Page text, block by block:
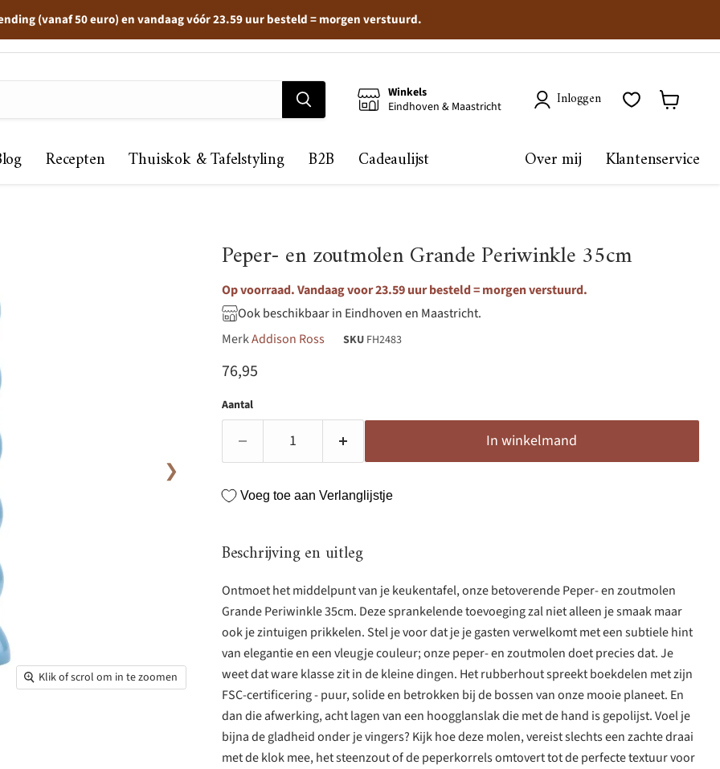
(vanaf 50 euro) en vandaag vóór 23.59 uur besteld = morgen verstuurd.
Winkels
Eindhoven & Maastricht
Inloggen
Recepten Thuiskok & Tafelstyling B2B Cadeaulijst Over mij Klantenservice
Klik of scrol om in te zoomen
❯
Peper- en zoutmolen Grande Periwinkle 35cm
Op voorraad. Vandaag voor 23.59 uur besteld = morgen verstuurd.
Ook beschikbaar in Eindhoven en Maastricht.
MerkAddison Ross SKU FH2483
Huidige prijs
76,95
Aantal
In winkelmand
Voeg toe aan Verlanglijstje
Beschrijving en uitleg
Ontmoet het middelpunt van je keukentafel, onze betoverende Peper- en zoutmolen
Grande Periwinkle 35cm. Deze sprankelende toevoeging zal niet alleen je smaak maar
ook je zintuigen prikkelen. Stel je voor dat je je gasten verwelkomt met een subtiele hint
van elegantie en een vleugje couleur; onze peper- en zoutmolen doet precies dat. Je
weet dat ware klasse zit in de kleine dingen. Het rubberhout spreekt boekdelen met zijn
FSC-certificering - puur, solide en betrokken bij de bossen van onze mooie planeet. En
dan die afwerking, acht lagen van een hoogglanslak die met de hand is gepolijst. Voel je
bijna de gladheid onder je vingers? Kijk hoe deze molen, vereist slechts een zachte draai
met de klok mee, het steenzout of de peperkorrels omtovert tot de perfecte textuur voor